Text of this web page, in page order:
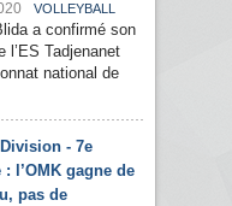
VOLLEYBALL
a confirmé son
l’ES Tadjenanet
national de
- 7e
: l’OMK gagne de
pas de